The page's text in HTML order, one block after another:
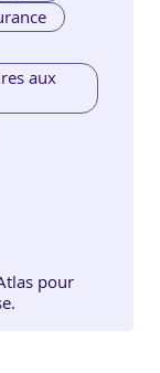
aux
pour